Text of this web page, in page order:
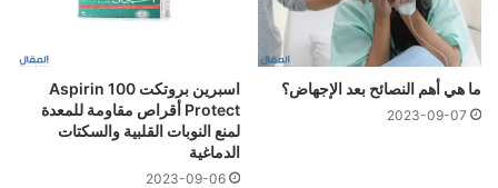
ما هي أهم النصائح بعد الإجهاض؟
2023-09-07
اسبرين بروتكت 100 Aspirin
Protect أقراص مقاومة للمعدة
لمنع النوبات القلبية والسكتات
الدماغية
2023-09-06